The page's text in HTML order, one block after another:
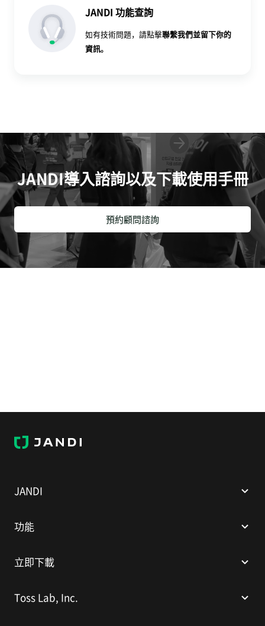
JANDI 功能查詢
如有技術問題，請點擊聯繫我們並留下你的
資訊。
JANDI導入諮詢以及下載使用手冊
預約顧問諮詢
J
A
JANDI
功能
立即下載
Toss Lab, Inc.